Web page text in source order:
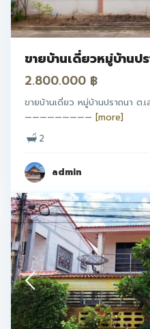
ขายบ้านเดี่ยวหมู่บ้านป
2.800.000 ฿
ขายบ้านเดี่ยว หมู่บ้านปราถนา ต.
————————— [more]
2
admin